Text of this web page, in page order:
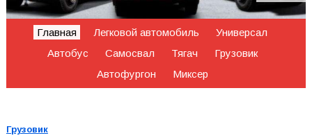
Главная Легковой автомобиль
Универсал
Автобус
Самосвал Тягач
Грузовик
Автофургон
Миксер
Грузовик